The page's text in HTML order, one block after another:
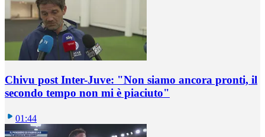
Chivu post Inter-Juve: "Non siamo ancora pronti, il
secondo tempo non mi è piaciuto"
01:44